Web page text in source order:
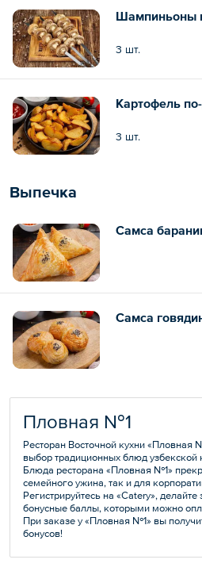
Шампиньоны
3 шт.
Картофель
3 шт.
Выпечка
Самса
Самса
Пловная №1
Ресторан Восточной кухни «Пловная
выбор традиционных блюд узбекской
Блюда ресторана «Пловная №1»
семейного ужина, так и для
Регистрируйтесь на «Catery»,
бонусные баллы, которыми можно
При заказе у «Пловная №1» вы
бонусов!